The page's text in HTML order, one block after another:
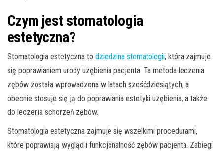
Czym jest stomatologia
estetyczna?
Stomatologia estetyczna to dziedzina stomatologii, która zajmuje
się poprawianiem urody uzębienia pacjenta. Ta metoda leczenia
zębów została wprowadzona w latach sześćdziesiątych, a
obecnie stosuje się ją do poprawiania estetyki uzębienia, a także
do leczenia schorzeń zębów.
Stomatologia estetyczna zajmuje się wszelkimi procedurami,
które poprawiają wygląd i funkcjonalność zębów pacjenta. Zabiegi